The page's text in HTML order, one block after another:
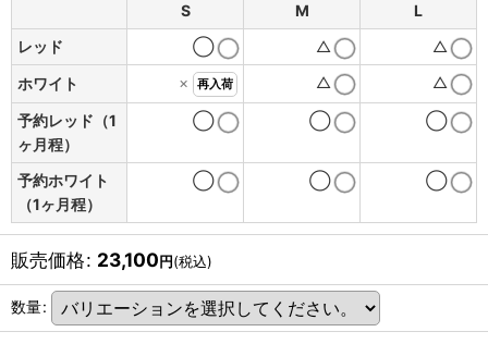
S M
L
レッド
◯ △
△
ホワイト
× 再入荷 △ △
予約レッド（1
ヶ月程）
◯ ◯ ◯
予約ホワイト
（1ヶ月程）
◯ ◯ ◯
販売価格: 23,100円(税込)
数量: